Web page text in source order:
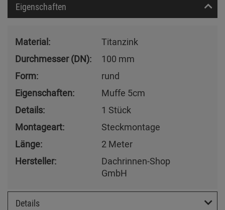
Eigenschaften
Material:
Titanzink
Durchmesser (DN):
100 mm
Form:
rund
Eigenschaften:
Muffe 5cm
Details:
1 Stück
Montageart:
Steckmontage
Länge:
2 Meter
Hersteller:
Dachrinnen-Shop
GmbH
Details